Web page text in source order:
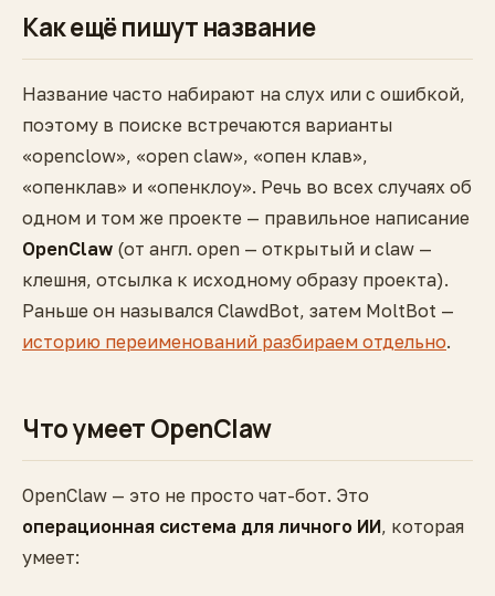
Как ещё пишут название
Название часто набирают на слух или с ошибкой,
поэтому в поиске встречаются варианты
«openclow», «open claw», «опен клав»,
«опенклав» и «опенклоу». Речь во всех случаях об
одном и том же проекте — правильное написание
OpenClaw (от англ. open — открытый и claw —
клешня, отсылка к исходному образу проекта).
Раньше он назывался ClawdBot, затем MoltBot —
историю переименований разбираем отдельно.
Что умеет OpenClaw
OpenClaw — это не просто чат-бот. Это
операционная система для личного ИИ, которая
умеет: